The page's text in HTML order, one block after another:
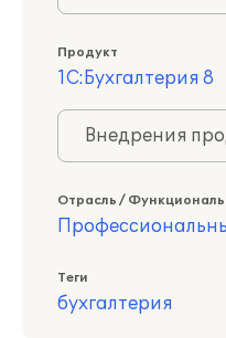
Продукт
1С:Бухгалтерия 8
Внедрения
Отрасль /
Теги
бухгалтерия